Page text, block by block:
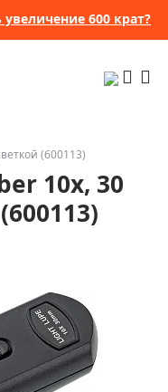
600 крат?
(600113)
10х, 30